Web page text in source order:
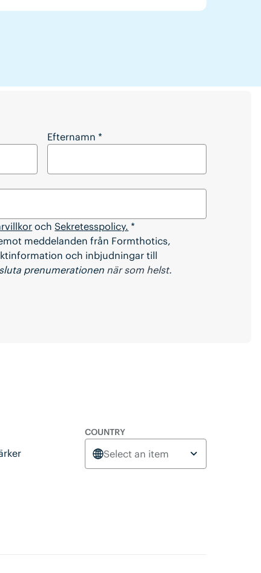
Efternamn *
och Sekretesspolicy. *
meddelanden från Formthotics,
och inbjudningar till
prenumerationen när som helst.
COUNTRY
Select an item